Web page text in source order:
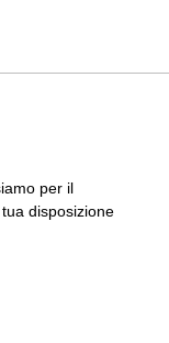
per il
disposizione